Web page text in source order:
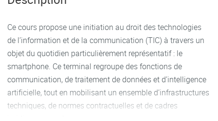
Ce cours propose une initiation au droit des technologies
de l’information et de la communication (TIC) à travers un
objet du quotidien particulièrement représentatif : le
smartphone. Ce terminal regroupe des fonctions de
communication, de traitement de données et d’intelligence
artificielle, tout en mobilisant un ensemble d’infrastructures
techniques, de normes contractuelles et de cadres